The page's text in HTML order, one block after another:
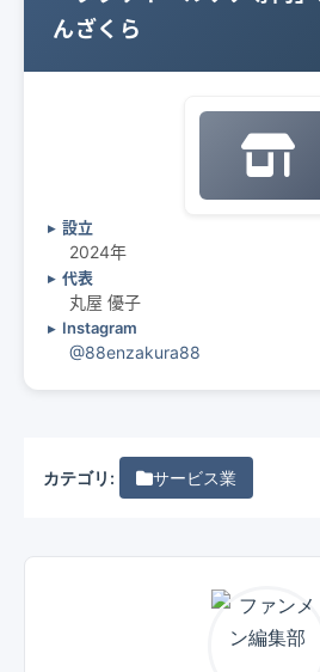
んざくら
設立
2024年
代表
丸屋 優子
Instagram
@88enzakura88
カテゴリ: サービス業